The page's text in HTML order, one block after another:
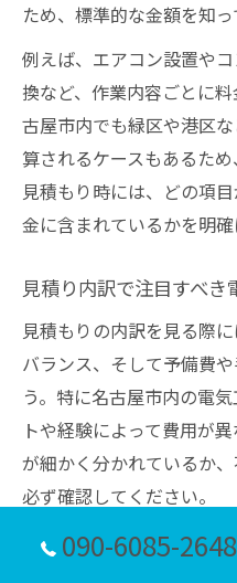
ため、標準的な金額を知っ
例えば、エアコン設置や
換など、作業内容ごとに
古屋市内でも緑区や港区
算されるケースもあるた
見積もり時には、どの項
金に含まれているかを明確
見積り内訳で注目すべき
見積もりの内訳を見る際
バランス、そして予備費
う。特に名古屋市内の電
トや経験によって費用が
が細かく分かれているか
必ず確認してください。
また、撤去費用や廃材処
後になって追加請求され
090-6085-2648